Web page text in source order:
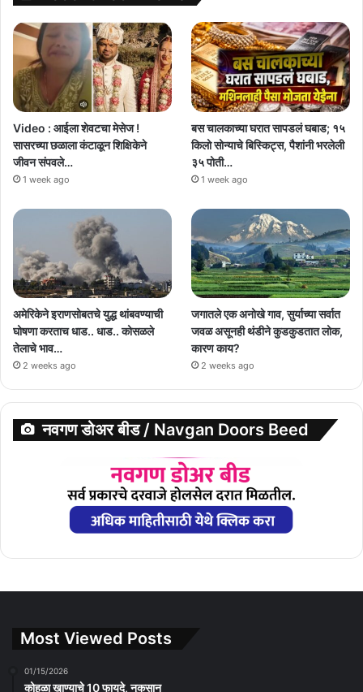
Video : आईला शेवटचा मेसेज !
सासरच्या छळाला कंटाळून शिक्षिकेने
जीवन संपवले…
1 week ago
बस चालकाच्या घरात सापडलं घबाड; १५
किलो सोन्याचे बिस्किट्स, पैशांनी भरलेली
३५ पोती…
1 week ago
अमेरिकेने इराणसोबतचे युद्ध थांबवण्याची
घोषणा करताच धाड.. धाड.. कोसळले
तेलाचे भाव…
2 weeks ago
जगातले एक अनोखे गाव, सुर्याच्या सर्वात
जवळ असूनही थंडीने कुडकुडतात लोक,
कारण काय?
2 weeks ago
नवगण डोअर बीड / Navgan Doors Beed
Most Viewed Posts
01/15/2026
कोहळा खाण्याचे 10 फायदे, नुकसान